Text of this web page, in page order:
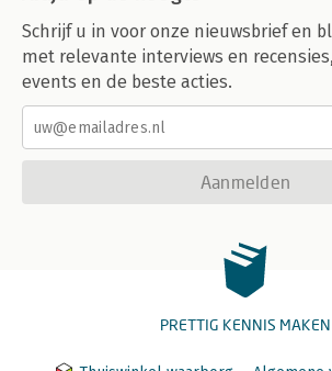
Schrijf u in voor onze nieuwsbrief en
met relevante interviews en
events en de beste acties.
Aanmelden
PRETTIG KENNIS MAKEN